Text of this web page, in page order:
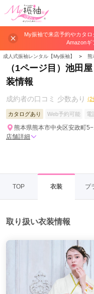
My振袖で来店予約やカタ
Amazonギ
成人式振袖レンタル【My振袖】 ＞ 熊
（1ページ目）池田
装情報
成約者の口コミ 少数あり (2
カタログあり Web予約可能 電
熊本県熊本市中央区安政町
店舗詳細
TOP 衣装 プ
取り扱い衣装情報